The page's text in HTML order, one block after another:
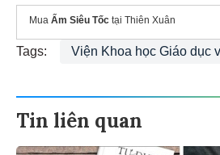
Mua Ấm Siêu Tốc tại Thiên Xuân
Tags: Viện Khoa học Giáo dục
Tin liên quan